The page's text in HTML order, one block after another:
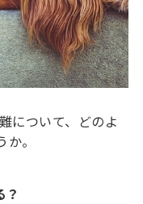
について、どのよ
。